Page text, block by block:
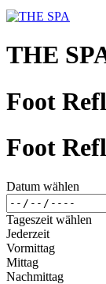
THE
Foot
Foot
Datum wählen
Tageszeit wählen
Jederzeit
Vormittag
Mittag
Nachmittag